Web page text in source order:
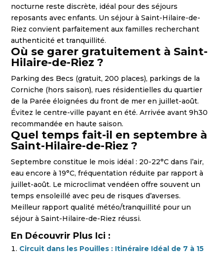
nocturne reste discrète, idéal pour des séjours
reposants avec enfants. Un séjour à Saint-Hilaire-de-
Riez convient parfaitement aux familles recherchant
authenticité et tranquillité.
Où se garer gratuitement à Saint-
Hilaire-de-Riez ?
Parking des Becs (gratuit, 200 places), parkings de la
Corniche (hors saison), rues résidentielles du quartier
de la Parée éloignées du front de mer en juillet-août.
Évitez le centre-ville payant en été. Arrivée avant 9h30
recommandée en haute saison.
Quel temps fait-il en septembre à
Saint-Hilaire-de-Riez ?
Septembre constitue le mois idéal : 20-22°C dans l’air,
eau encore à 19°C, fréquentation réduite par rapport à
juillet-août. Le microclimat vendéen offre souvent un
temps ensoleillé avec peu de risques d’averses.
Meilleur rapport qualité météo/tranquillité pour un
séjour à Saint-Hilaire-de-Riez réussi.
En Découvrir Plus Ici :
Circuit dans les Pouilles : Itinéraire Idéal de 7 à 15